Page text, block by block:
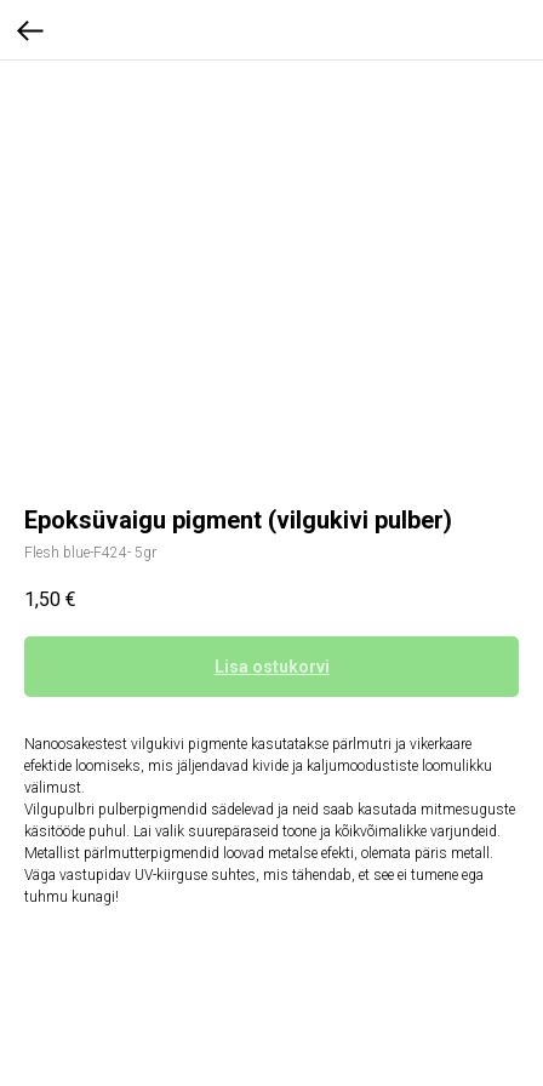
Epoksüvaigu pigment (vilgukivi pulber)
Flesh blue-F424- 5gr
1,50 €
Lisa ostukorvi
Nanoosakestest vilgukivi pigmente kasutatakse pärlmutri ja vikerkaare
efektide loomiseks, mis jäljendavad kivide ja kaljumoodustiste loomulikku
välimust.
Vilgupulbri pulberpigmendid sädelevad ja neid saab kasutada mitmesuguste
käsitööde puhul. Lai valik suurepäraseid toone ja kõikvõimalikke varjundeid.
Metallist pärlmutterpigmendid loovad metalse efekti, olemata päris metall.
Väga vastupidav UV-kiirguse suhtes, mis tähendab, et see ei tumene ega
tuhmu kunagi!